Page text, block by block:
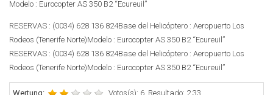
Modelo : Eurocopter AS 350 B2 “Ecureuil”
RESERVAS : (0034) 628 136 824Base del Helicóptero : Aeropuerto Los
Rodeos (Tenerife Norte)Modelo : Eurocopter AS 350 B2 “Ecureuil”
RESERVAS : (0034) 628 136 824Base del Helicóptero : Aeropuerto Los
Rodeos (Tenerife Norte)Modelo : Eurocopter AS 350 B2 “Ecureuil”
Wertung: Votos(s): 6. Resultado: 2.33